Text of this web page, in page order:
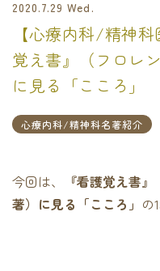
2020.7.29 Wed.
【心療内科/精神
覚え書』（フロレ
に見る「こころ」
心療内科/精神科名著紹介
今回は、
『看護覚え書
著）に見る「こころ」 の